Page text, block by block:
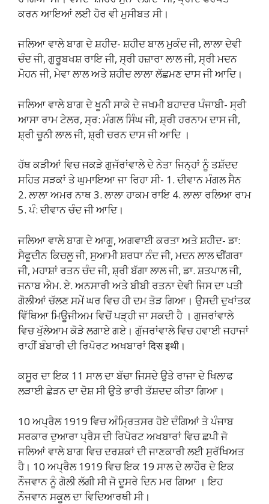
ਕਰਨ ਆਇਆਂ ਲਈ ਹੋਰ ਵੀ ਮੁਸੀਬਤ ਸੀ।
ਜਲਿਆ ਵਾਲੇ ਬਾਗ ਦੇ ਸ਼ਹੀਦ- ਸ਼ਹੀਦ ਬਾਲ ਮੁਕੰਦ ਜੀ, ਲਾਲਾ ਦੇਵੀ
ਚੰਦ ਜੀ, ਗੁਰੂਬਖਸ਼ ਰਾਇ ਜੀ, ਸ੍ਰੀ ਹਜ਼ਾਰਾ ਲਾਲ ਜੀ, ਸ੍ਰੀ ਮਦਨ
ਮੋਹਨ ਜੀ, ਮੇਵਾ ਲਾਲ ਅਤੇ ਸ਼ਹੀਦ ਲਾਲਾ ਲੱਛਮਣ ਦਾਸ ਜੀ ਆਦਿ।
ਜਲਿਆ ਵਾਲੇ ਬਾਗ ਦੇ ਖੂਨੀ ਸਾਕੇ ਦੇ ਜਖਮੀ ਬਹਾਦਰ ਪੰਜਾਬੀ- ਸ੍ਰੀ
ਆਸਾ ਰਾਮ ਟੇਲਰ, ਸ੍ਰ: ਮੰਗਲ ਸਿੰਘ ਜੀ, ਸ਼੍ਰੀ ਹਰਨਾਮ ਦਾਸ ਜੀ,
ਸ਼੍ਰੀ ਚੂਨੀ ਲਾਲ ਜੀ, ਸ਼੍ਰੀ ਚਰਨ ਦਾਸ ਜੀ ਆਦਿ ।
ਹੱਥ ਕੜੀਆਂ ਵਿਚ ਜਕੜੇ ਗੁਜੱਰਾਂਵਾਲੇ ਦੇ ਨੇਤਾ ਜਿਨ੍ਹਾਂ ਨੂੰ ਤਸ਼ੱਦਦ
ਸਹਿਤ ਸੜਕਾਂ ਤੇ ਘੁਮਾਇਆ ਜਾ ਰਿਹਾ ਸੀ- 1. ਦੀਵਾਨ ਮੰਗਲ ਸੈਨ
2. ਲਾਲਾ ਅਮਰ ਨਾਥ 3. ਲਾਲਾ ਹਾਕਮ ਰਾਇ 4. ਲਾਲਾ ਰਲਿਆ ਰਾਮ
5. ਪੰ: ਦੀਵਾਨ ਚੰਦ ਜੀ ਆਦਿ।
ਜਲਿਆ ਵਾਲੇ ਬਾਗ ਦੇ ਆਗੂ, ਅਗਵਾਈ ਕਰਤਾ ਅਤੇ ਸ਼ਹੀਦ- ਡਾ:
ਸੈਫੂਦੀਨ ਕਿਚਲੂ ਜੀ, ਸੁਆਮੀ ਸ਼ਰਧਾ ਨੰਦ ਜੀ, ਮਦਨ ਲਾਲ ਢੀਂਗਰਾ
ਜੀ, ਮਹਾਸ਼ਾਂ ਰਤਨ ਚੰਦ ਜੀ, ਸ਼੍ਰੀ ਬੱਗਾ ਲਾਲ ਜੀ, ਡਾ. ਸ਼ਤਪਾਲ ਜੀ,
ਜਨਾਬ ਐਮ. ਏ. ਅਨਸਾਰੀ ਅਤੇ ਬੀਬੀ ਰਤਨਾ ਦੇਵੀ ਜਿਸ ਦਾ ਪਤੀ
ਗੋਲੀਆਂ ਚੱਲਣ ਸਮੇਂ ਘਰ ਵਿਚ ਹੀ ਦਮ ਤੋੜ ਗਿਆ। ਉਸਦੀ ਦੁਖਾਂਤਕ
ਵਿੱਥਿਆ ਮਿਊਜੀਅਮ ਵਿਚੋਂ ਪੜ੍ਹੀ ਜਾ ਸਕਦੀ ਹੈ । ਗੁਜਰਾਂਵਾਲੇ
ਵਿਚ ਖੁੱਲੇਆਮ ਕੋੜੇ ਲਗਾਏ ਗਏ। ਗੁੱਜਰਾਂਵਾਲੇ ਵਿਚ ਹਵਾਈ ਜਹਾਜਾਂ
ਰਾਹੀਂ ਬੰਬਾਰੀ ਦੀ ਰਿਪੋਰਟ ਅਖਬਾਰਾਂ दिस इथी।
ਕਸੂਰ ਦਾ ਇਕ 11 ਸਾਲ ਦਾ ਬੱਚਾ ਜਿਸਦੇ ਉਤੇ ਰਾਜਾ ਦੇ ਖਿਲਾਫ
ਲੜਾਈ ਛੇੜਨ ਦਾ ਦੋਸ਼ ਸੀ ਉਤੇ ਭਾਰੀ ਤੱਸ਼ਦਦ ਕੀਤਾ ਗਿਆ।
10 ਅਪ੍ਰੈਲ 1919 ਵਿਚ ਅੰਮ੍ਰਿਤਸਰ ਹੋਏ ਦੰਗਿਆਂ ਤੇ ਪੰਜਾਬ
ਸਰਕਾਰ ਦੁਆਰਾ ਪ੍ਰੈਸ ਦੀ ਰਿਪੋਰਟ ਅਖਬਾਰਾਂ ਵਿਚ ਛਪੀ ਜੋ
ਜਲਿਆਂ ਵਾਲੇ ਬਾਗ ਵਿਚ ਦਰਸ਼ਕਾਂ ਦੀ ਜਾਣਕਾਰੀ ਲਈ ਸੁਰੱਖਿਅਤ
ਹੈ। 10 ਅਪ੍ਰੈਲ 1919 ਵਿਚ ਇਕ 19 ਸਾਲ ਦੇ ਲਾਹੌਰ ਦੇ ਇਕ
ਨੌਜਵਾਨ ਨੂੰ ਗੋਲੀ ਲੱਗੀ ਸੀ ਜੋ ਦੂਸਰੇ ਦਿਨ ਮਰ ਗਿਆ । ਇਹ
ਨੌਜਵਾਨ ਸਕੂਲ ਦਾ ਵਿਦਿਆਰਥੀ ਸੀ।